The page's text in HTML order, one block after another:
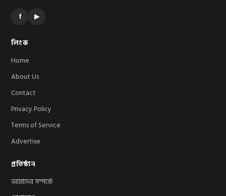
f ▶
লিংক
Home
About Us
Contact
Privacy Policy
Terms of Service
Advertise
প্রতিষ্ঠান
আমাদের সম্পর্কে